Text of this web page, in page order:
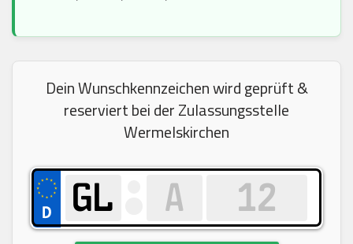
Dein Wunschkennzeichen wird geprüft &
reserviert bei der Zulassungsstelle
Wermelskirchen